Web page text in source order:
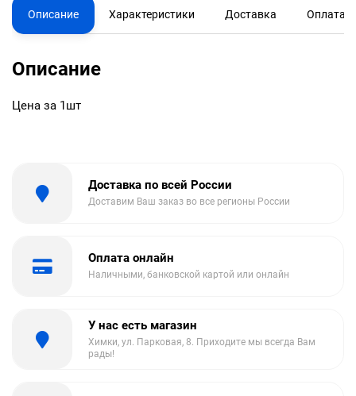
Описание Характеристики Доставка Оплата
Описание
Цена за 1шт
Доставка по всей России
Доставим Ваш заказ во все регионы России
Оплата онлайн
Наличными, банковской картой или онлайн
У нас есть магазин
Химки, ул. Парковая, 8. Приходите мы всегда Вам
рады!